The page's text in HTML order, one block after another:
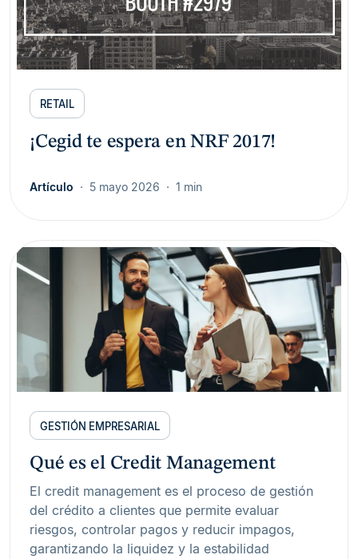
RETAIL
¡Cegid te espera en NRF 2017!
Artículo 5 mayo 2026 1 min
GESTIÓN EMPRESARIAL
Qué es el Credit Management
El credit management es el proceso de gestión
del crédito a clientes que permite evaluar
riesgos, controlar pagos y reducir impagos,
garantizando la liquidez y la estabilidad